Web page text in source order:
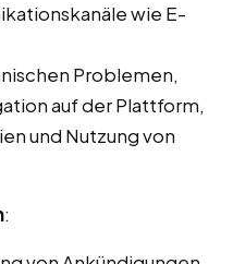
wie E-
Problemen,
auf der Plattform,
und Nutzung von
: